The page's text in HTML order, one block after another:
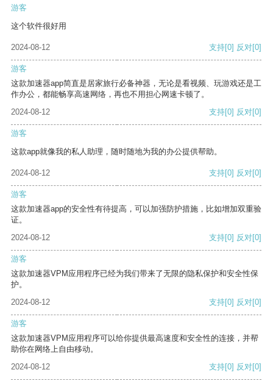
游客
这个软件很好用
2024-08-12 支持[0] 反对[0]
游客
这款加速器app简直是居家旅行必备神器，无论是看视频、玩游戏还是工
作办公，都能畅享高速网络，再也不用担心网速卡顿了。
2024-08-12
支持[0] 反对[0]
游客
这款app就像我的私人助理，随时随地为我的办公提供帮助。
2024-08-12 支持[0] 反对[0]
游客
这款加速器app的安全性有待提高，可以加强防护措施，比如增加双重验
证。
2024-08-12
支持[0] 反对[0]
游客
这款加速器VPM应用程序已经为我们带来了无限的隐私保护和安全性保
护。
2024-08-12
支持[0] 反对[0]
游客
这款加速器VPM应用程序可以给你提供最高速度和安全性的连接，并帮
助你在网络上自由移动。
2024-08-12
支持[0] 反对[0]